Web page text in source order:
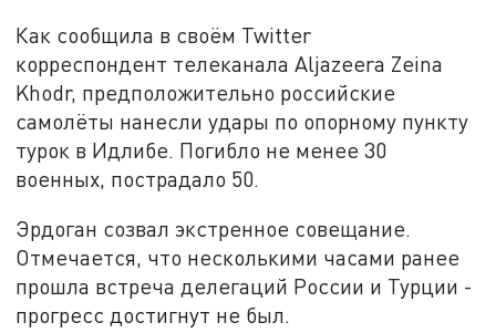
Как сообщила в своём Twitter
корреспондент телеканала Aljazeera Zeina
Khodr, предположительно российские
самолёты нанесли удары по опорному пункту
турок в Идлибе. Погибло не менее 30
военных, пострадало 50.
Эрдоган созвал экстренное совещание.
Отмечается, что несколькими часами ранее
прошла встреча делегаций России и Турции -
прогресс достигнут не был.